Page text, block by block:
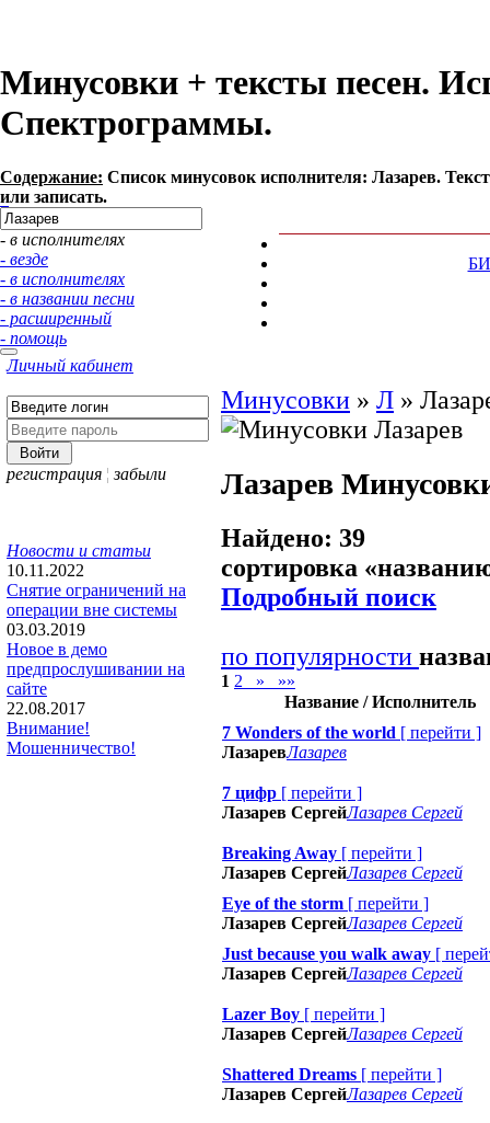
Минусовки + тексты песен.
Спектрограммы.
Содержание: Список минусовок исполнителя: Лазарев.
или записать.
- в исполнителях
- везде
- в исполнителях
- в названии песни
- расширенный
- помощь
Личный кабинет
регистрация ¦ забыли
Новости и статьи
10.11.2022
Снятие ограничений на
операции вне системы
03.03.2019
Новое в демо
предпрослушивании на
сайте
22.08.2017
Внимание!
Мошенничество!
Минусовки » Л »
Лазарев
Найдено: 39
сортировка «
Подробный поиск
по популярности
1 2 »
»»
Название / Исполнитель
7 Wonders of the world [ перейти ]
ЛазаревЛазарев
7 цифр [ перейти ]
Лазарев СергейЛазарев Сергей
Breaking Away [ перейти ]
Лазарев СергейЛазарев Сергей
Eye of the storm [ перейти ]
Лазарев СергейЛазарев Сергей
Just because you walk away [
Лазарев СергейЛазарев Сергей
Lazer Boy [ перейти ]
Лазарев СергейЛазарев Сергей
Shattered Dreams [ перейти ]
Лазарев СергейЛазарев Сергей